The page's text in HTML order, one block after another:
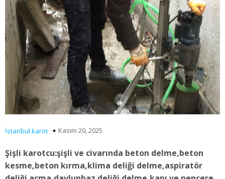
İstanbul karot Kasım 20, 2025
Şişli karotcu:şişli ve civarında beton delme,beton
kesme,beton kırma,klima deliği delme,aspiratör